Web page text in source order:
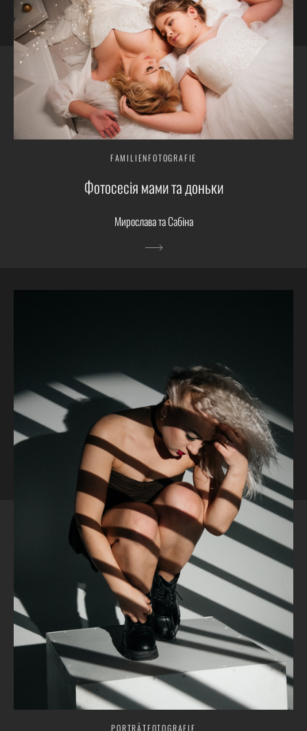
FAMILIENFOTOGRAFIE
Фотосесія мами та доньки
Мирослава та Сабіна
PORTRÄTFOTOGRAFIE